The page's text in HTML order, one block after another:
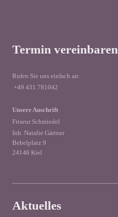
Termin vereinbaren
Rufen Sie uns einfach an:
+49 431 781042
Unsere Anschrift
Friseur Schmiedel
Inh. Natalie Gärtner
Bebelplatz 9
24146 Kiel
Aktuelles